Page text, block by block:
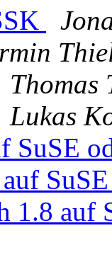
Thomas
Lukas
SuSE
1.8 auf